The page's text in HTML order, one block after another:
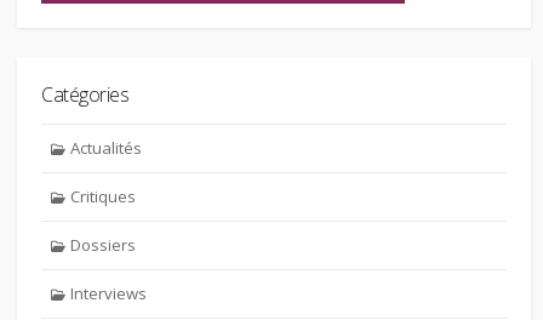
Catégories
Actualités
Critiques
Dossiers
Interviews